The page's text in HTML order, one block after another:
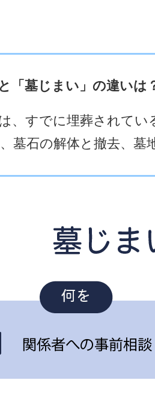
「墓じまい」の違いは
は、すでに埋葬されて
墓石の解体と撤去、墓